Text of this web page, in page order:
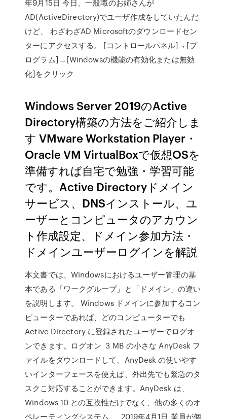
年9月15日 今日、一般職のお姉さんが
AD(ActiveDirectory)でユーザ作成をしていたんだ
けど、 わざわざAD Microsoftのダウンロードセン
ターにアクセスする。 [コントロールパネル]→[プ
ログラム]→[Windowsの機能の有効化または無効
化]をクリック
Windows Server 2019のActive
Directory構築の方法をご紹介しま
す VMware Workstation Player・
Oracle VM VirtualBoxで仮想OSを
準備すれば自宅で勉強・学習可能
です。Active Directoryドメイン
サービス、DNSインストール、ユ
ーザーとコンピュータのアカウン
ト作成設定、ドメイン参加方法・
ドメインユーザーログインを解説
本文書では、Windowsにおけるユーザー管理の基
本である「ワークグループ」と「ドメイン」の違い
を説明します。 Windows ドメインに参加するコン
ピューターであれば、どのコンピューターでも
Active Directory に登録されたユーザーでログオ
ンできます。ログオン 3 MB の小さな AnyDesk フ
ァイルをダウンロードして、AnyDesk の使いやす
いインターフェースを使えば、外出先でも緊急のタ
スクこ対応することができます。AnyDesk は、
Windows 10 との互換性だけでなく、他の多くのオ
ペレーティングシステム、 2019年4月1日 業員が個